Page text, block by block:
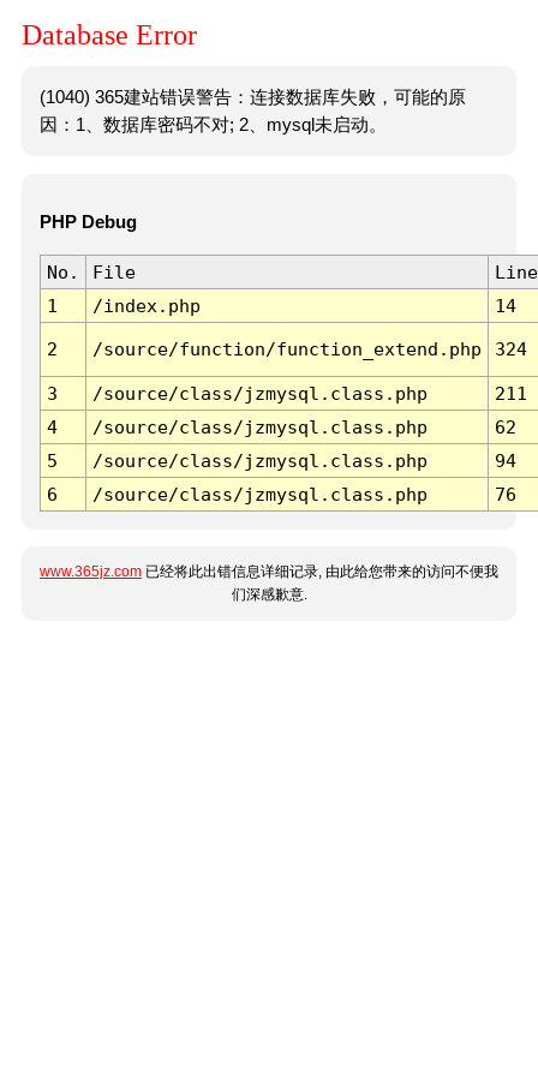
Database Error
(1040) 365建站错误警告：连接数据库失败，可能的原
因：1、数据库密码不对; 2、mysql未启动。
PHP Debug
No. File
Line
1
/index.php 14
2 /source/function/function_extend.php 324
3 /source/class/jzmysql.class.php
211
4
/source/class/jzmysql.class.php
62
5
/source/class/jzmysql.class.php
94
6
/source/class/jzmysql.class.php 76
www.365jz.com 已经将此出错信息详细记录, 由此给您带来的访问不便我
们深感歉意.